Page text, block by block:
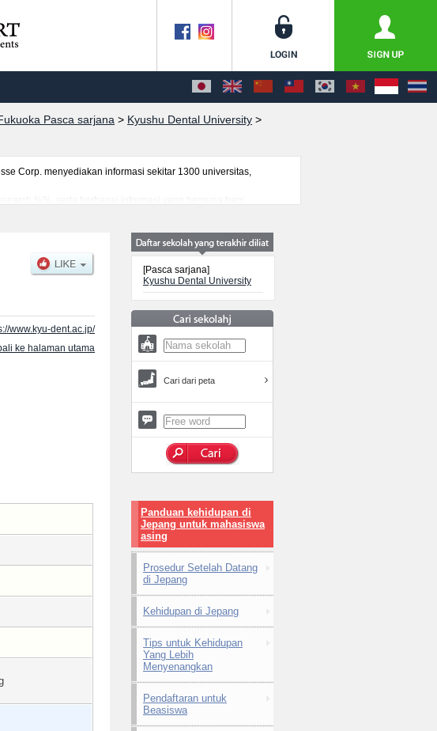
Pasca sarjana > Kyushu Dental University >
Corp. menyediakan informasi sekitar 1300 universitas,
%%, serta berbagai informasi yang berguna bagi
www.kyu-dent.ac.jp/
ke halaman utama
[Pasca sarjana]
Kyushu Dental University
Cari dari peta
Panduan kehidupan di
Jepang untuk mahasiswa
asing
Prosedur Setelah Datang
di Jepang
Kehidupan di Jepang
Tips untuk Kehidupan
Yang Lebih
Menyenangkan
Pendaftaran untuk
Beasiswa